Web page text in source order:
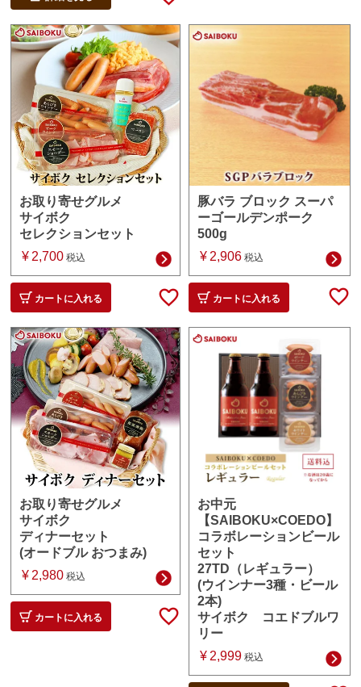
お取り寄せグルメ
サイボク
セレクションセット
¥ 2,700 税込
カートに入れる
豚バラ ブロック スーパ
ーゴールデンポーク
500g
¥ 2,906 税込
カートに入れる
お取り寄せグルメ
サイボク
ディナーセット
(オードブル おつまみ)
¥ 2,980 税込
カートに入れる
お中元
【SAIBOKU×COEDO】
コラボレーションビール
セット
27TD（レギュラー）
(ウインナー3種・ビール
2本)
サイボク コエドブルワ
リー
¥ 2,999 税込